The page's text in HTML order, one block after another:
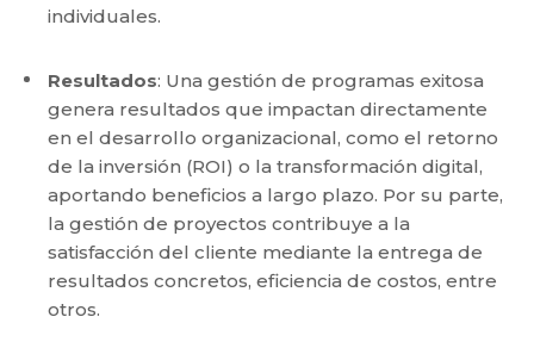
individuales.
Resultados: Una gestión de programas exitosa
genera resultados que impactan directamente
en el desarrollo organizacional, como el retorno
de la inversión (ROI) o la transformación digital,
aportando beneficios a largo plazo. Por su parte,
la gestión de proyectos contribuye a la
satisfacción del cliente mediante la entrega de
resultados concretos, eficiencia de costos, entre
otros.